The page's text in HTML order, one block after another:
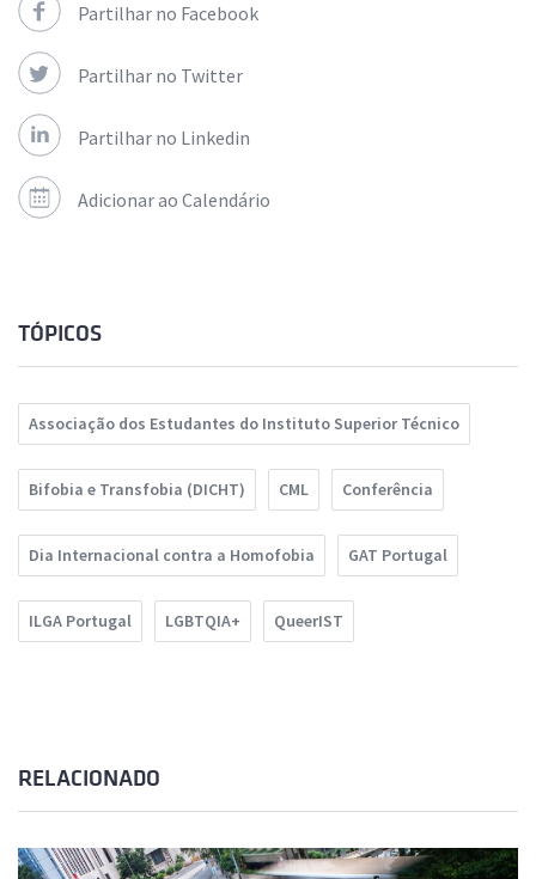
Partilhar no Facebook
Partilhar no Twitter
Partilhar no Linkedin
Adicionar ao Calendário
TÓPICOS
Associação dos Estudantes do Instituto Superior Técnico
Bifobia e Transfobia (DICHT) CML Conferência
Dia Internacional contra a Homofobia GAT Portugal
ILGA Portugal LGBTQIA+ QueerIST
RELACIONADO